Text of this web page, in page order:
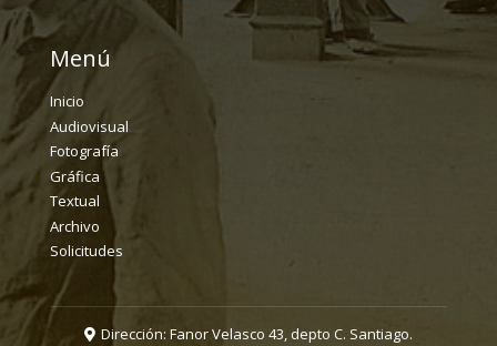
Menú
Inicio
Audiovisual
Fotografía
Gráfica
Textual
Archivo
Solicitudes
Dirección: Fanor Velasco 43, depto C. Santiago.